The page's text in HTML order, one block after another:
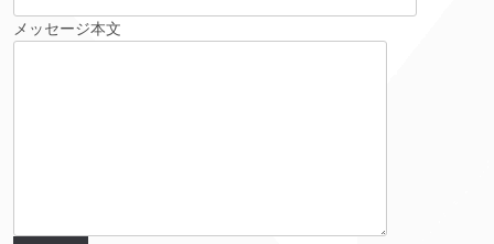
メッセージ本文